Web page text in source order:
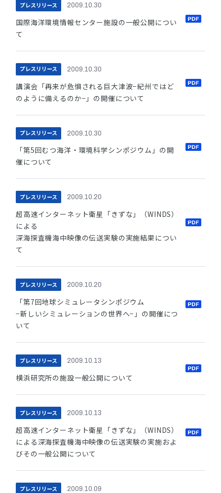
プレスリリース 2009.10.30
国際海洋環境情報センター施設の一般公開につい
て
プレスリリース 2009.10.30
講演会「再来が危惧される巨大津波−紀州ではど
のように備えるのか−」の開催について
プレスリリース 2009.10.30
「第5回むつ海洋・環境科学シンポジウム」の開
催について
プレスリリース 2009.10.20
超高速インターネット衛星「きずな」（WINDS）
による
深海探査機海中映像の伝送実験の実施結果につい
て
プレスリリース 2009.10.20
「第7回地球シミュレータシンポジウム
−新しいシミュレーションの世界へ−」の開催につ
いて
プレスリリース 2009.10.13
横浜研究所の施設一般公開について
プレスリリース 2009.10.13
超高速インターネット衛星「きずな」（WINDS）
による深海探査機海中映像の伝送実験の実施およ
びその一般公開について
プレスリリース 2009.10.09